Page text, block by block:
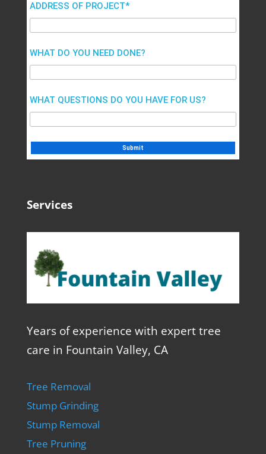
ADDRESS OF PROJECT*
WHAT DO YOU NEED DONE?
WHAT QUESTIONS DO YOU HAVE FOR US?
Services
Years of experience with expert tree
care in Fountain Valley, CA
Tree Removal
Stump Grinding
Stump Removal
Tree Pruning